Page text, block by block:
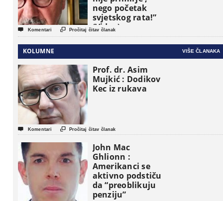
nego početak
svjetskog rata!”
(Video)
 Komentari  Pročitaj čitav članak
KOLUMNE VIŠE ČLANAKA
Prof. dr. Asim
Mujkić : Dodikov
Kec iz rukava
 Komentari  Pročitaj čitav članak
John Mac
Ghlionn :
Amerikanci se
aktivno podstiču
da “preoblikuju
penziju”